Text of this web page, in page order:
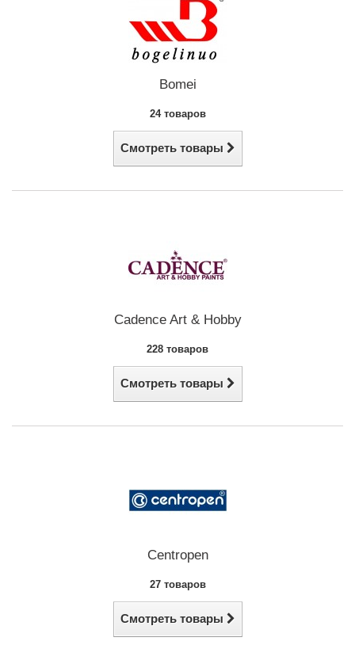
Bomei
24 товаров
Смотреть товары
Cadence Art & Hobby
228 товаров
Смотреть товары
Centropen
27 товаров
Смотреть товары